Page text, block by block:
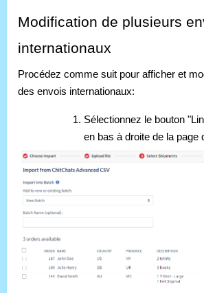
Modification de plusieurs
internationaux
Procédez comme suit pour afficher et
des envois internationaux:
Sélectionnez le bouton
en bas à droite de la page